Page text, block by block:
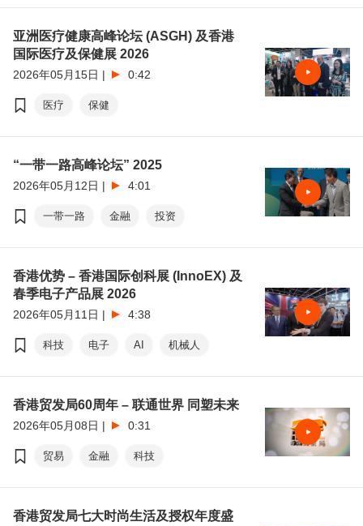
亚洲医疗健康高峰论坛 (ASGH) 及香港
国际医疗及保健展 2026
2026年05月15日 | 0:42
医疗 保健
“一带一路高峰论坛” 2025
2026年05月12日 | 4:01
一带一路 金融 投资
香港优势 – 香港国际创科展 (InnoEX) 及
春季电子产品展 2026
2026年05月11日 | 4:38
科技 电子 AI 机械人
香港贸发局60周年 – 联通世界 同塑未来
2026年05月08日 | 0:31
贸易 金融 科技
香港贸发局七大时尚生活及授权年度盛